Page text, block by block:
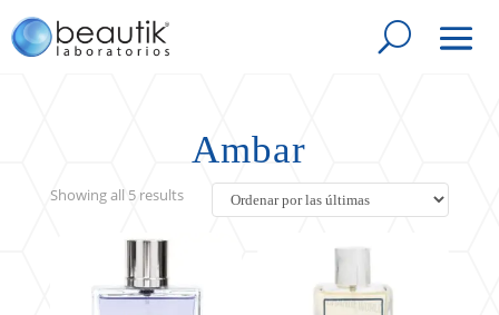
Ambar
Showing all 5 resultsSorted